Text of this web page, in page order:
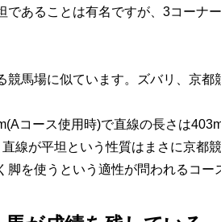
であることは有名ですが、3コーナ
馬場に似ています。ズバリ、京都
コース使用時)で直線の長さは
線が平坦という性質はまさに京都
を使うという適性が問われるコー